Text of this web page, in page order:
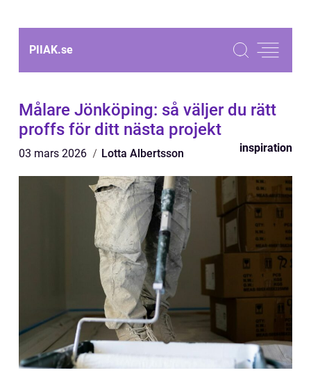
PIIAK.se
Målare Jönköping: så väljer du rätt
proffs för ditt nästa projekt
03 mars 2026 Lotta Albertsson inspiration